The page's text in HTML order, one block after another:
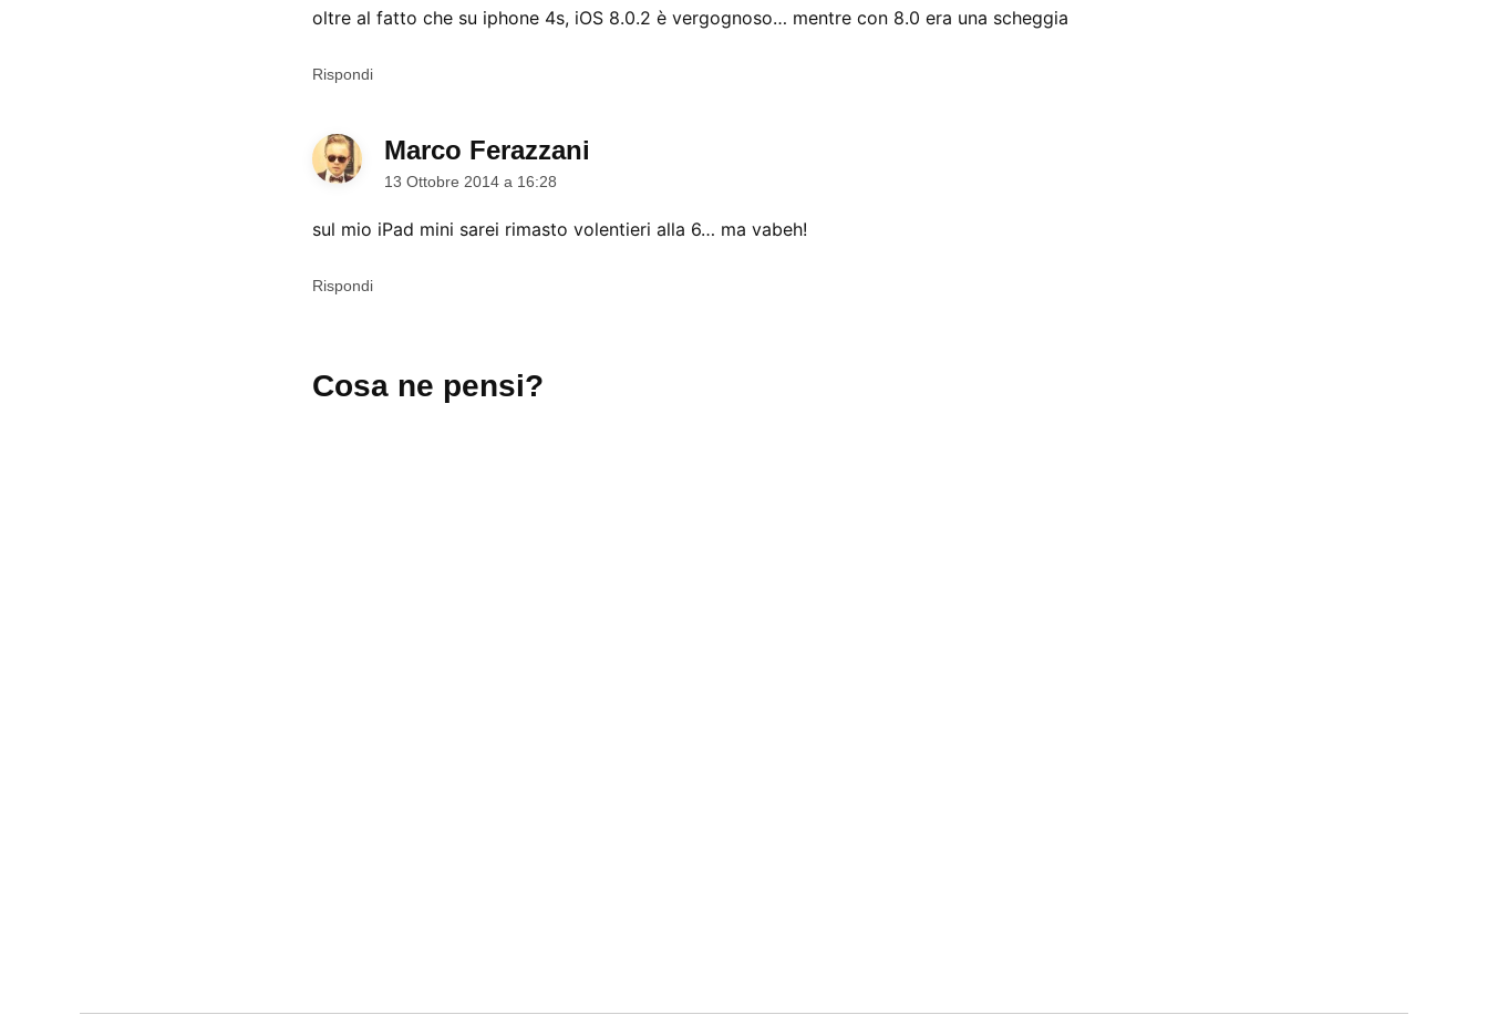
oltre al fatto che su iphone 4s, iOS 8.0.2 è vergognoso… mentre con 8.0 era una scheggia
Rispondi
Marco Ferazzani
13 Ottobre 2014 a 16:28
sul mio iPad mini sarei rimasto volentieri alla 6… ma vabeh!
Rispondi
un
Cosa ne pensi?